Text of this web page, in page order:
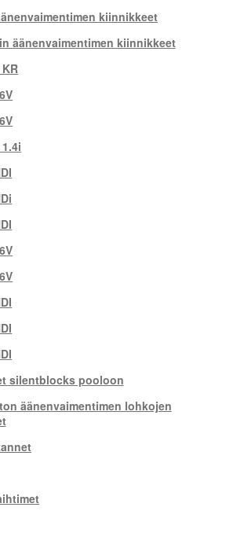
kiinnikkeet
äänenvaimentimen kiinnikkeet
silentblocks pooloon
äänenvaimentimen lohkojen